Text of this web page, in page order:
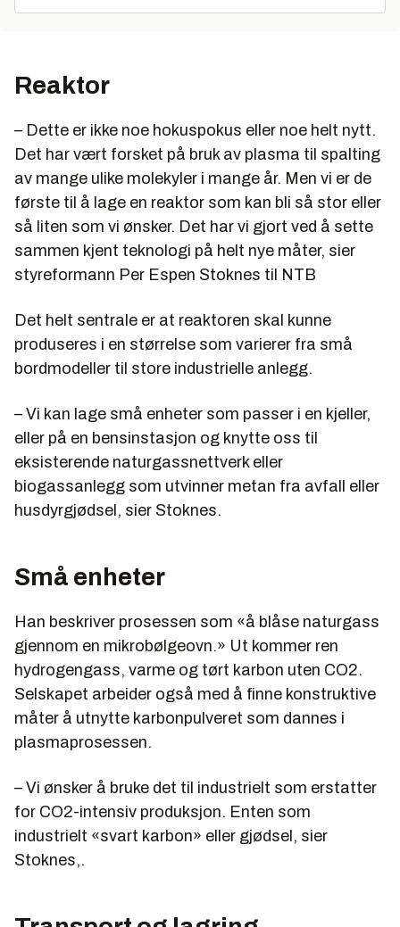
Reaktor
– Dette er ikke noe hokuspokus eller noe helt nytt.
Det har vært forsket på bruk av plasma til spalting
av mange ulike molekyler i mange år. Men vi er de
første til å lage en reaktor som kan bli så stor eller
så liten som vi ønsker. Det har vi gjort ved å sette
sammen kjent teknologi på helt nye måter, sier
styreformann Per Espen Stoknes til NTB
Det helt sentrale er at reaktoren skal kunne
produseres i en størrelse som varierer fra små
bordmodeller til store industrielle anlegg.
– Vi kan lage små enheter som passer i en kjeller,
eller på en bensinstasjon og knytte oss til
eksisterende naturgassnettverk eller
biogassanlegg som utvinner metan fra avfall eller
husdyrgjødsel, sier Stoknes.
Små enheter
Han beskriver prosessen som «å blåse naturgass
gjennom en mikrobølgeovn.» Ut kommer ren
hydrogengass, varme og tørt karbon uten CO2.
Selskapet arbeider også med å finne konstruktive
måter å utnytte karbonpulveret som dannes i
plasmaprosessen.
– Vi ønsker å bruke det til industrielt som erstatter
for CO2-intensiv produksjon. Enten som
industrielt «svart karbon» eller gjødsel, sier
Stoknes,.